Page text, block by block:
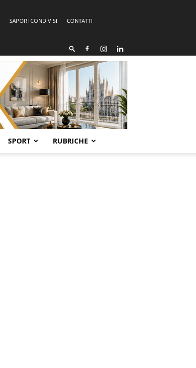
SAPORI CONDIVISI
CONTATTI
SPORT RUBRICHE